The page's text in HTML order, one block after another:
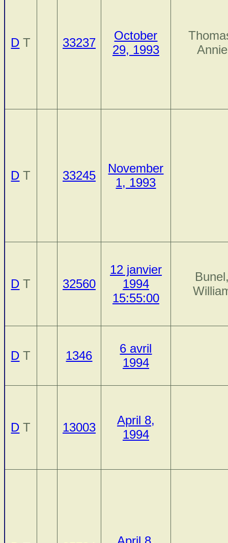
D T 33237
October
29, 1993
Annie
D T 33245
November
1, 1993
D T 32560
12 janvier
1994
15:55:00
D T 1346
6 avril
1994
D T 13003
April 8,
1994